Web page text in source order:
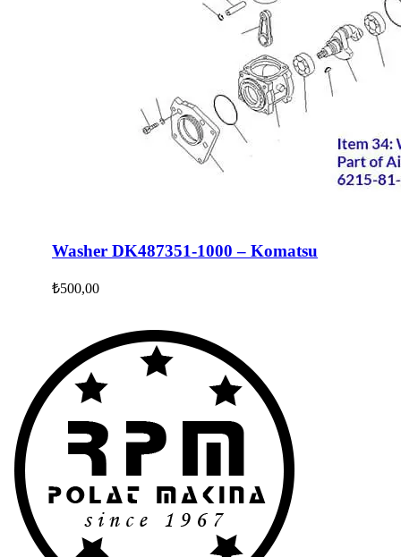
Washer DK487351-1000 – Komatsu
₺500,00